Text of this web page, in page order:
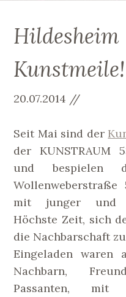
Kunstmeile!
20.07.2014 //
Seit Mai sind der
der KUNSTRAUM
und bespielen
mit junger und
Höchste Zeit, sich
die Nachbarschaft
Eingeladen waren
Nachbarn,
Passanten,